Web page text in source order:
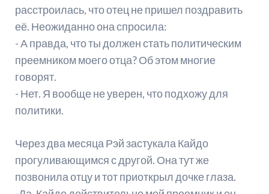
расстроилась, что отец не пришел поздравить
её. Неожиданно она спросила:
- А правда, что ты должен стать политическим
преемником моего отца? Об этом многие
говорят.
- Нет. Я вообще не уверен, что подхожу для
политики.
Через два месяца Рэй застукала Кайдо
прогуливающимся с другой. Она тут же
позвонила отцу и тот приоткрыл дочке глаза.